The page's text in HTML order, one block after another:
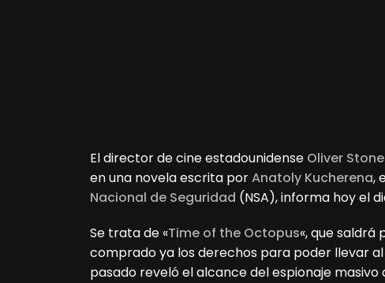
El director de cine estadounidense Oliver Stone
en una novela escrita porAnatoly Kucherena,
Nacional de Seguridad (NSA), informa hoy el
Se trata de «Time of the Octopus«, que saldrá
comprado ya los derechos para poder llevar
pasado reveló el alcance del espionaje masivo